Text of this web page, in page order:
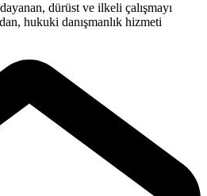
dürüst ve ilkeli çalışmayı
hukuki danışmanlık hizmeti